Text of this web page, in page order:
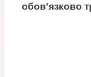
обов'язково